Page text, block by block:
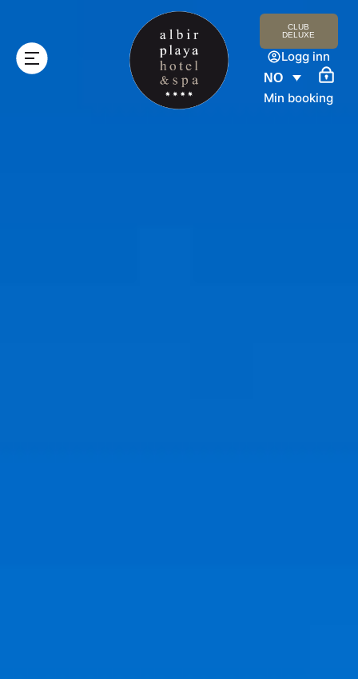
CLUB
DELUXE
Logg inn
NO
Min booking